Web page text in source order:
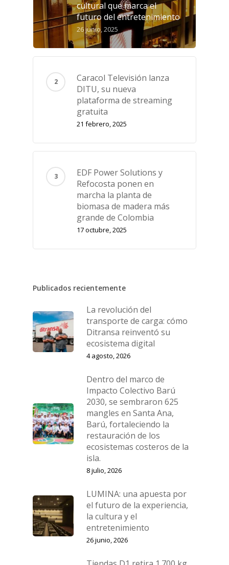
cultural que marca el
futuro del entretenimiento
26 junio, 2025
Caracol Televisión lanza
DITU, su nueva
plataforma de streaming
gratuita
21 febrero, 2025
EDF Power Solutions y
Refocosta ponen en
marcha la planta de
biomasa de madera más
grande de Colombia
17 octubre, 2025
Publicados recientemente
La revolución del
transporte de carga: cómo
Ditransa reinventó su
ecosistema digital
4 agosto, 2026
Dentro del marco de
Impacto Colectivo Barú
2030, se sembraron 625
mangles en Santa Ana,
Barú, fortaleciendo la
restauración de los
ecosistemas costeros de la
isla.
8 julio, 2026
LUMINA: una apuesta por
el futuro de la experiencia,
la cultura y el
entretenimiento
26 junio, 2026